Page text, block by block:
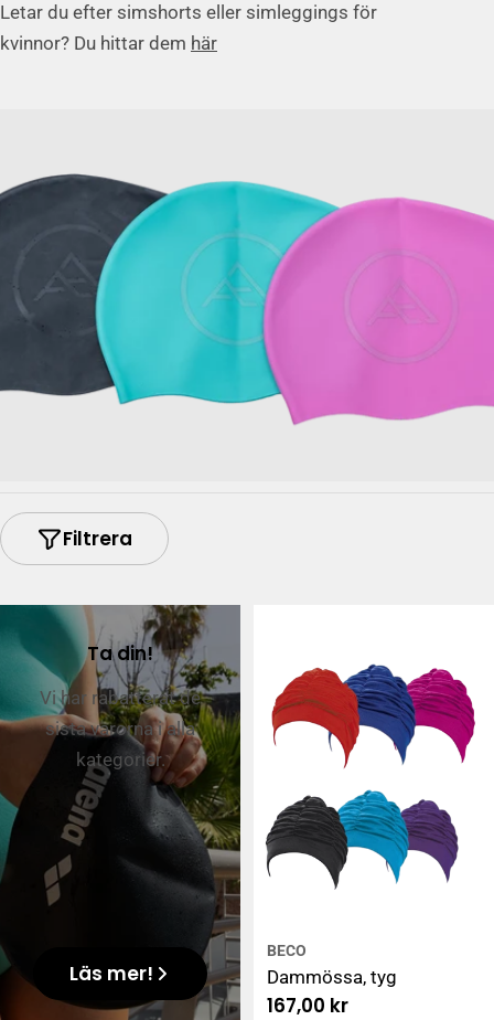
Letar du efter simshorts eller simleggings för
kvinnor? Du hittar dem här
Filtrera
Ta din!
Vi har rabatterat de
sista varorna i alla
kategorier.
Läs mer!
BECO
Dammössa, tyg
Ordinarie
167,00 kr